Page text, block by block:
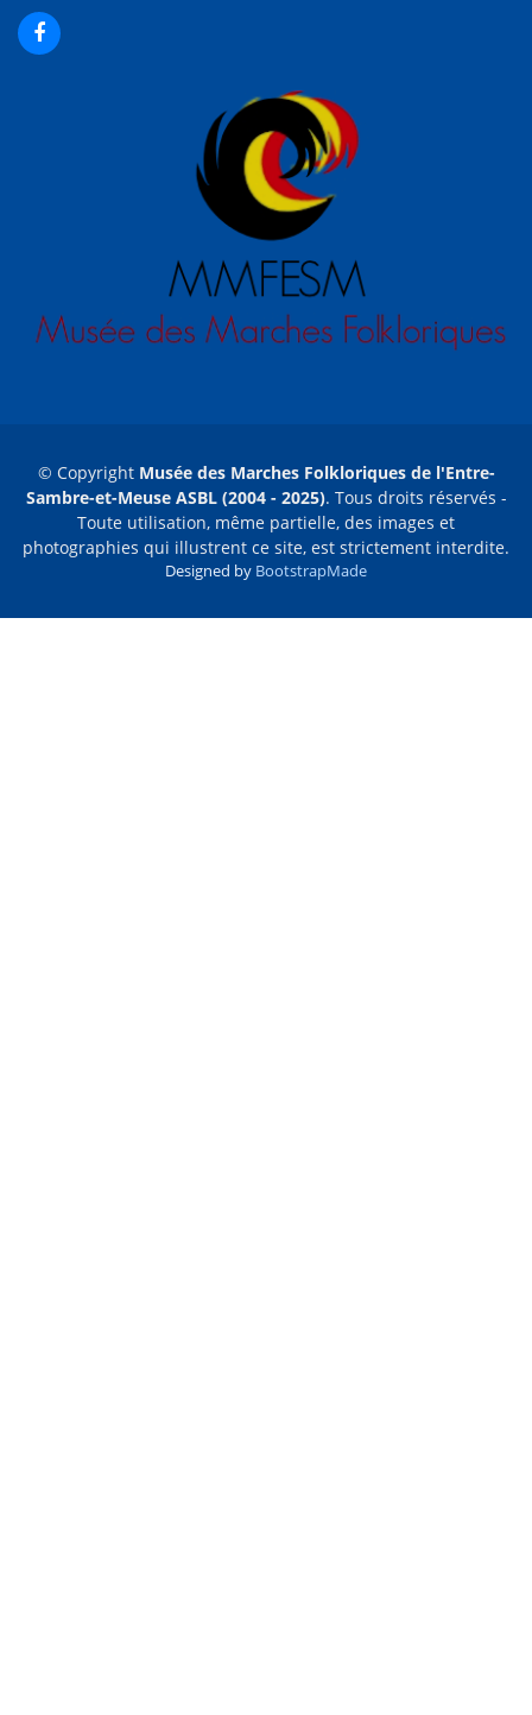
© Copyright Musée des Marches Folkloriques de l'Entre-
Sambre-et-Meuse ASBL (2004 - 2025). Tous droits réservés -
Toute utilisation, même partielle, des images et
photographies qui illustrent ce site, est strictement interdite.
Designed by BootstrapMade